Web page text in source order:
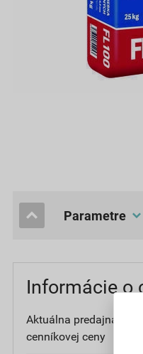
Parametre
Informácie o
Aktuálna predajná
cenníkovej ceny